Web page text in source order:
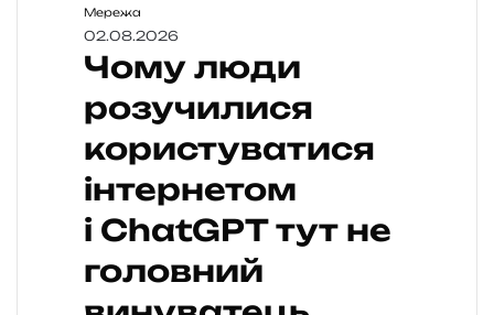
Мережа
02.08.2026
Чому люди
розучилися
користуватися
інтернетом
і ChatGPT тут не
головний